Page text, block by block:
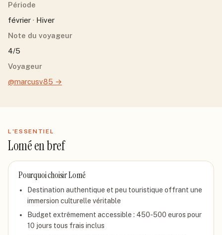
Période
février · Hiver
Note du voyageur
4/5
Voyageur
@marcusv85 →
L'ESSENTIEL
Loméen bref
Pourquoi choisirLomé
Destination authentique et peu touristique offrant une
immersion culturelle véritable
Budget extrêmement accessible : 450-500 euros pour
10 jours tous frais inclus